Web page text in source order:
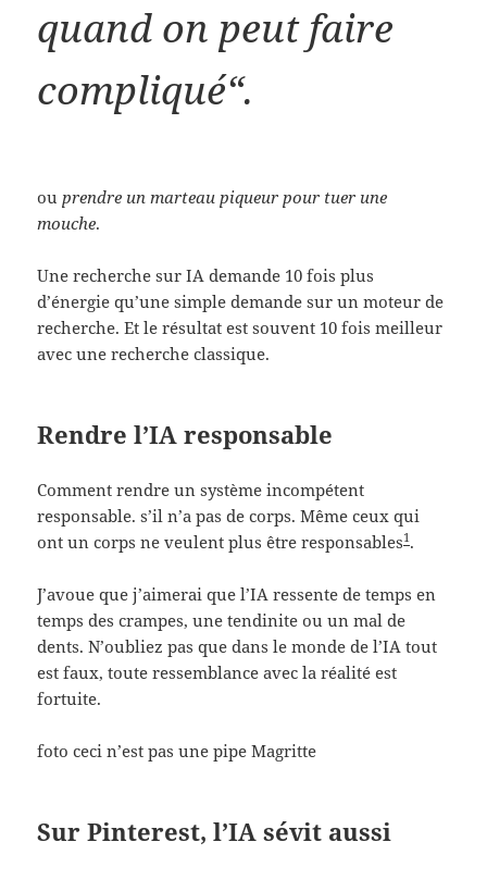
quand on peut faire
compliqué“.
ou prendre un marteau piqueur pour tuer une
mouche.
Une recherche sur IA demande 10 fois plus
d’énergie qu’une simple demande sur un moteur de
recherche. Et le résultat est souvent 10 fois meilleur
avec une recherche classique.
Rendre l’IA responsable
Comment rendre un système incompétent
responsable. s’il n’a pas de corps. Même ceux qui
ont un corps ne veulent plus être responsables1 .
J’avoue que j’aimerai que l’IA ressente de temps en
temps des crampes, une tendinite ou un mal de
dents. N’oubliez pas que dans le monde de l’IA tout
est faux, toute ressemblance avec la réalité est
fortuite.
foto ceci n’est pas une pipe Magritte
Sur Pinterest, l’IA sévit aussi